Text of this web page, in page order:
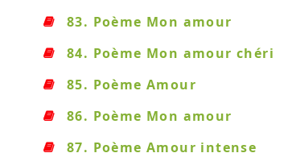
83. Poème Mon amour
84. Poème Mon amour chéri
85. Poème Amour
86. Poème Mon amour
87. Poème Amour intense